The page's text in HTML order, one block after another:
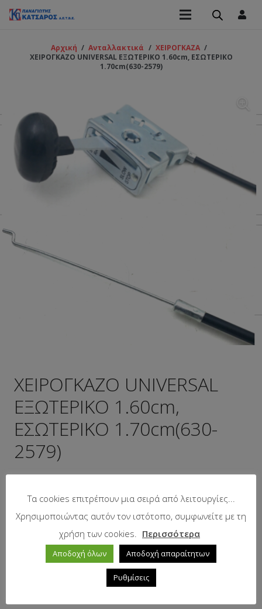
Αρχική / Ανταλλακτικά / ΧΕΙΡΟΓΚΑΖΑ /
ΧΕΙΡΟΓΚΑΖΟ UNIVERSAL ΕΞΩΤΕΡΙΚΟ 1.60cm, ΕΣΩΤΕΡΙΚΟ
1.70cm(630-2579)
ΧΕΙΡΟΓΚΑΖΟ UNIVERSAL
ΕΞΩΤΕΡΙΚΟ 1.60cm,
ΕΣΩΤΕΡΙΚΟ 1.70cm(630-
2579)
Προτεινόμενη λιανική τιμή:
Σε απόθεμα
Τα cookies επιτρέπουν μια σειρά από λειτουργίες...
Χρησιμοποιώντας αυτόν τον ιστότοπο, συμφωνείτε με τη
χρήση των cookies.
Περισσότερα
Αποδοχή όλων Αποδοχή απαραίτητων
Ρυθμίσεις